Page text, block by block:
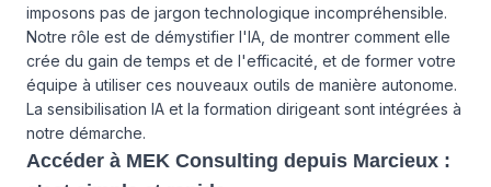
imposons pas de jargon technologique incompréhensible.
Notre rôle est de démystifier l'IA, de montrer comment elle
crée du gain de temps et de l'efficacité, et de former votre
équipe à utiliser ces nouveaux outils de manière autonome.
La sensibilisation IA et la formation dirigeant sont intégrées à
notre démarche.
Accéder à MEK Consulting depuis Marcieux :